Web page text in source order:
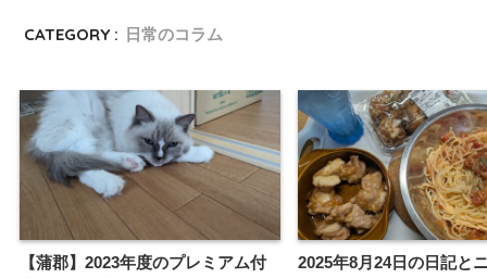
CATEGORY : 日常のコラム
【蒲郡】2023年度のプレミアム付
2025年8月24日の日記と